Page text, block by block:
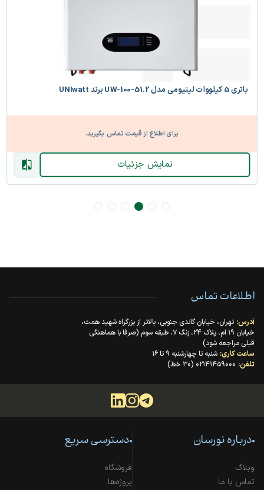
باتری 5 کیلووات لیتیومی مدل UW-100-51.2 برند UNIwatt
برای اطلاع از قیمت تماس بگیرید.
نمایش جزئیات
اطلاعات تماس
آدرس: تهران، خیابان گاندی جنوبی، بالاتر از بزرگراه شهید همت،
خیابان ۱۹ ام، پلاک ۲۴، زنگ ۷، طبقه سوم (صرفا با هماهنگی
قبلی مراجعه شود)
ساعت کاری: شنبه تا چهارشنبه ۹ تا ۱۶
تلفن: ۰۲۱۴۱۴۵۹۰۰۰ (۳۰ خط)
درباره نورسان
وبلاگ
تماس با ما
دسترسی سریع
فروشگاه
پروژه‌ها